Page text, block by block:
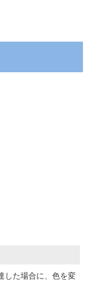
した場合に、色を変